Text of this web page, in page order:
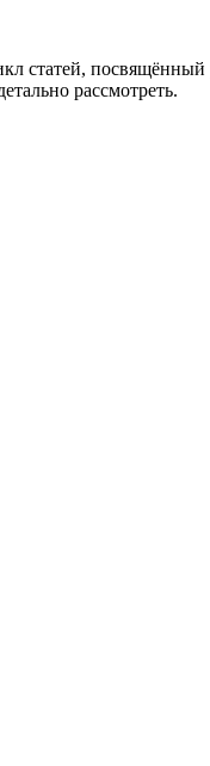
статей,
рассмотреть.